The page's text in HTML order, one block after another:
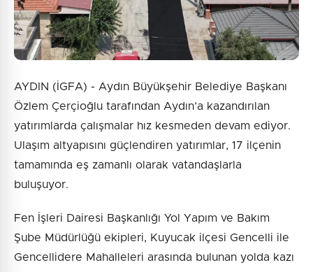
AYDIN (İGFA) - Aydın Büyükşehir Belediye Başkanı
Özlem Çerçioğlu tarafından Aydın’a kazandırılan
yatırımlarda çalışmalar hız kesmeden devam ediyor.
Ulaşım altyapısını güçlendiren yatırımlar, 17 ilçenin
tamamında eş zamanlı olarak vatandaşlarla
buluşuyor.
Fen İşleri Dairesi Başkanlığı Yol Yapım ve Bakım
Şube Müdürlüğü ekipleri, Kuyucak ilçesi Gencelli ile
Gencellidere Mahalleleri arasında bulunan yolda kazı